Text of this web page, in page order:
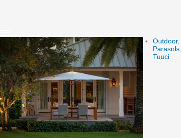
Outdoor,
Parasols
Tuuci